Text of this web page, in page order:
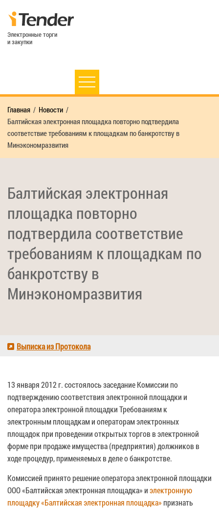
Электронные торги
и закупки
Главная
Новости
Балтийская электронная площадка повторно подтвердила
соответствие требованиям к площадкам по банкротству в
Минэкономразвития
Балтийская электронная
площадка повторно
подтвердила соответствие
требованиям к площадкам по
банкротству в
Минэкономразвития
Выписка из Протокола
13 января 2012 г. состоялось заседание Комиссии по
подтверждению соответствия электронной площадки и
оператора электронной площадки Требованиям к
электронным площадкам и операторам электронных
площадок при проведении открытых торгов в электронной
форме при продаже имущества (предприятия) должников в
ходе процедур, применяемых в деле о банкротстве.
Комиссией принято решение оператора электронной площадки
ООО «Балтийская электронная площадка» иэлектронную
площадку «Балтийская электронная площадка» признать